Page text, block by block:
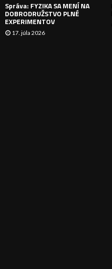
Správa: FYZIKA SA MENÍ NA
DOBRODRUŽSTVO PLNÉ
EXPERIMENTOV
17. júla 2026